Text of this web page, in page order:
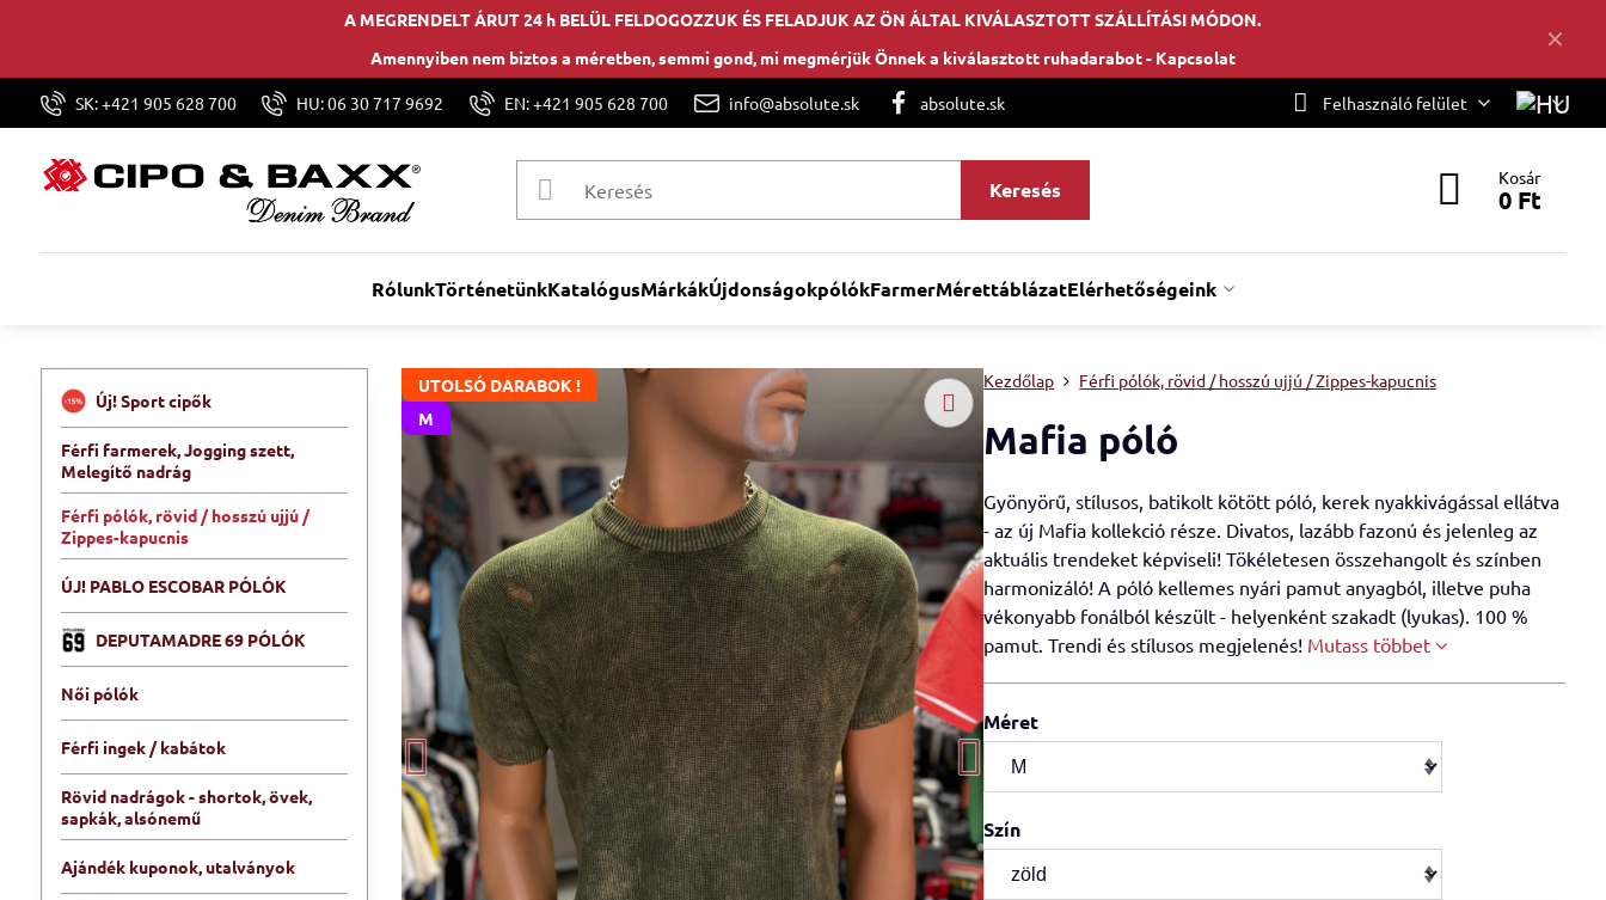
✕
A MEGRENDELT ÁRUT 24 h BELÜL FELDOGOZZUK ÉS FELADJUK AZ ÖN ÁLTAL KIVÁLASZTOTT SZÁLLÍTÁSI MÓDON.
Amennyiben nem biztos a méretben, semmi gond, mi megmérjük Önnek a kiválasztott ruhadarabot - Kapcsolat
SK: +421 905 628 700 HU: 06 30 717 9692 EN: +421 905 628 700 info@absolute.sk absolute.sk Felhasználó felület
Keresés Kosár
0 Ft
RólunkTörténetünkKatalógusMárkákÚjdonságokpólókFarmerMérettáblázatElérhetőségeink
UTOLSÓ DARABOK !
M
Kezdőlap Férfi pólók, rövid / hosszú ujjú / Zippes-kapucnis
Mafia póló
Gyönyörű, stílusos, batikolt kötött póló, kerek nyakkivágással ellátva
- az új Mafia kollekció része. Divatos, lazább fazonú és jelenleg az
aktuális trendeket képviseli! Tökéletesen összehangolt és színben
harmonizáló! A póló kellemes nyári pamut anyagból, illetve puha
vékonyabb fonálból készült - helyenként szakadt (lyukas). 100 %
pamut. Trendi és stílusos megjelenés! Mutass többet
Méret
Szín
Új! Sport cipők
Férfi farmerek, Jogging szett,
Melegítő nadrág
Férfi pólók, rövid / hosszú ujjú /
Zippes-kapucnis
ÚJ! PABLO ESCOBAR PÓLÓK
DEPUTAMADRE 69 PÓLÓK
Női pólók
Férfi ingek / kabátok
Rövid nadrágok - shortok, övek,
sapkák, alsónemű
Ajándék kuponok, utalványok